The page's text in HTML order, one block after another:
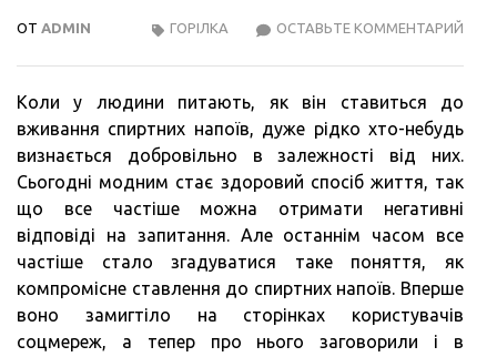
ОТ ADMIN ОСТАВЬТЕ КОММЕНТАРИЙ
ГОРІЛКА
Коли у людини питають, як він ставиться до
вживання спиртних напоїв, дуже рідко хто-небудь
визнається добровільно в залежності від них.
Сьогодні модним стає здоровий спосіб життя, так
що все частіше можна отримати негативні
відповіді на запитання. Але останнім часом все
частіше стало згадуватися таке поняття, як
компромісне ставлення до спиртних напоїв. Вперше
воно замигтіло на сторінках користувачів
соцмереж, а тепер про нього заговорили і в